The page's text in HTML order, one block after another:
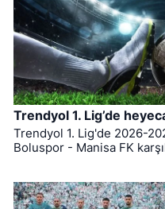
Trendyol 1. Lig’de
Trendyol 1. Lig'de 2026-
Boluspor - Manisa FK